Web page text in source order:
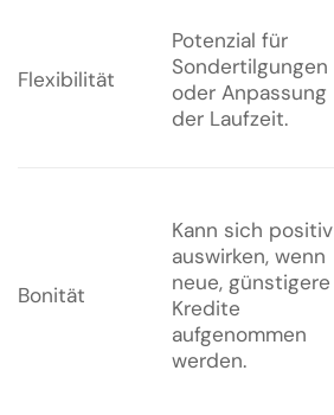
Flexibilität
Potenzial für
Sondertilgungen
oder Anpassung
der Laufzeit.
Bonität
Kann sich positiv
auswirken, wenn
neue, günstigere
Kredite
aufgenommen
werden.